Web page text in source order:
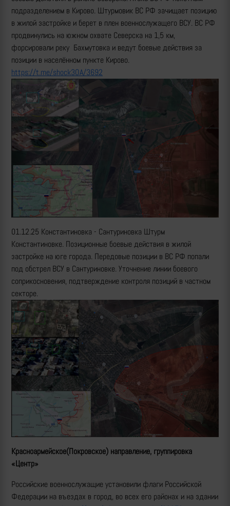
подразделением в Кирово. Штурмовик ВС РФ зачищает позицию
в жилой застройке и берет в плен военнослужащего ВСУ. ВС РФ
продвинулись на южном охвате Северска на 1,5 км,
форсировали реку Бахмутовка и ведут боевые действия за
позиции в населённом пункте Кирово.
https://t.me/shock3OA/3692
01.12.25 Константиновка - Сантуриновка Штурм
Константиновке. Позиционные боевые действия в жилой
застройке на юге города. Передовые позиции в ВС РФ попали
под обстрел ВСУ в Сантуриновке. Уточнение линии боевого
соприкосновения, подтверждение контроля позиций в частном
секторе.
Красноармейское(Покровское) направление, группировка
«Центр»
Российские военнослужащие установили флаги Российской
Федерации на въездах в город, во всех его районах и на здании